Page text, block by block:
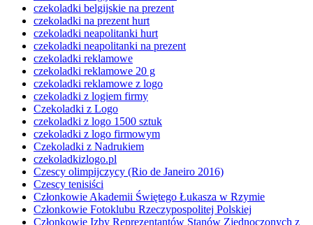
czekoladki belgijskie na prezent
czekoladki na prezent hurt
czekoladki neapolitanki hurt
czekoladki neapolitanki na prezent
czekoladki reklamowe
czekoladki reklamowe 20 g
czekoladki reklamowe z logo
czekoladki z logiem firmy
Czekoladki z Logo
czekoladki z logo 1500 sztuk
czekoladki z logo firmowym
Czekoladki z Nadrukiem
czekoladkizlogo.pl
Czescy olimpijczycy (Rio de Janeiro 2016)
Czescy tenisiści
Członkowie Akademii Świętego Łukasza w Rzymie
Członkowie Fotoklubu Rzeczypospolitej Polskiej
Członkowie Izby Reprezentantów Stanów Zjednoczonych z